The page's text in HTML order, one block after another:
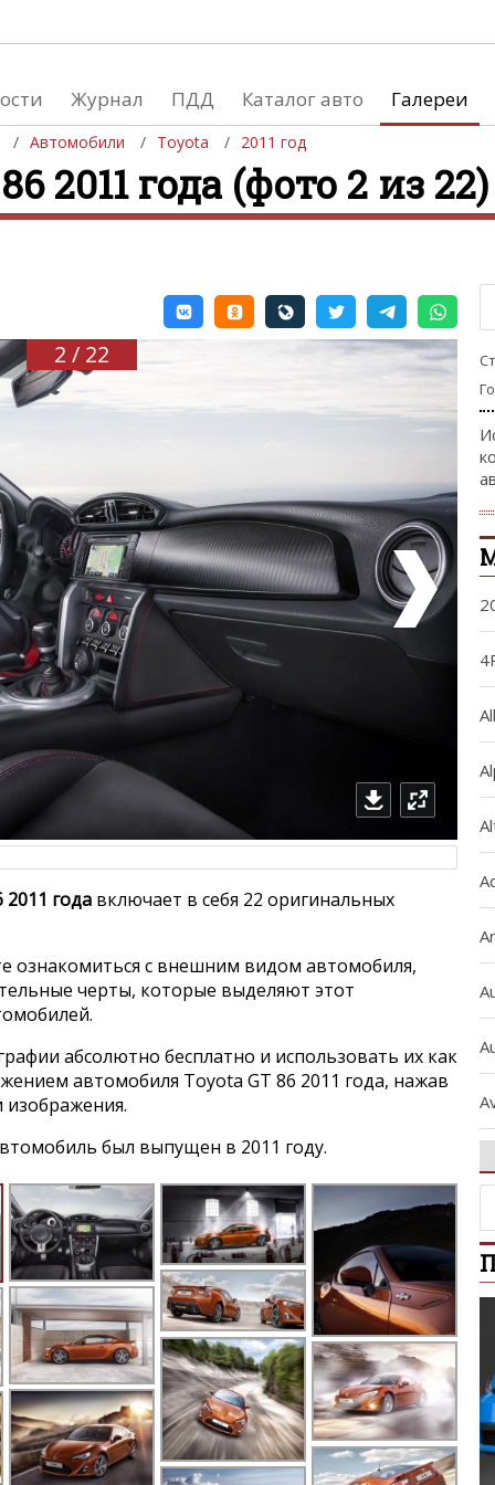
Журнал ПДД Каталог авто Галереи
Автомобили Toyota 2011 год
2011 года (фото 2 из 22)
и автомобили
и мото
Автосалоны
Список мировых автосалонов
2 / 22
2011 года включает в себя 22 оригинальных
ознакомиться с внешним видом автомобиля,
черты, которые выделяют этот
абсолютно бесплатно и использовать их как
автомобиля Toyota GT 86 2011 года, нажав
изображения.
был выпущен в 2011 году.